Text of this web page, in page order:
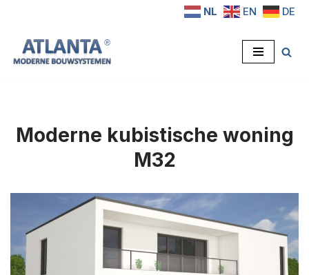
naar
NL EN DE
Moderne kubistische woning
M32